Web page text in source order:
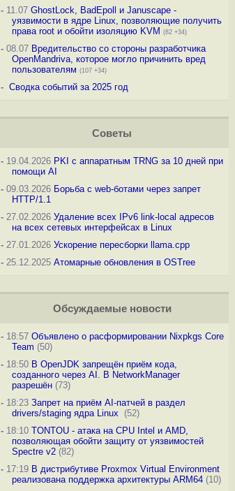
-11.07 GhostLock, BadEpoll и Januscape -
уязвимости в ядре Linux, позволяющие получить
права root и обойти изоляцию KVM (82 +34)
-08.07 Вредительство со стороны разработчика
OpenMandriva, которое могло причинить вред
пользователям (107 +34)
- Сводка событий за 2025 год
Советы
-19.04.2026 PKI с аппаратным TRNG за 10 дней при
помощи AI
-09.03.2026 Борьба с web-ботами через запрет
HTTP/1.1
-27.02.2026 Удаление всех IPv6 link-local адресов
на всех сетевых интерфейсах в Linux
-27.01.2026 Ускорение пересборки llama.cpp
-25.12.2025 Атомарные обновления в OSTree
Обсуждаемые новости
-18:57 Объявлено о расформировании Nixpkgs Core
Team (50)
-18:50 В OpenJDK запрещён приём кода,
созданного через AI. В NetworkManager
разрешён(73)
-18:23 Запрет на приём AI-патчей в раздел
drivers/staging ядра Linux
(52)
-18:10 TONTOU - атака на CPU Intel и AMD,
позволяющая обойти защиту от уязвимостей
Spectre v2(82)
-17:19 В дистрибутиве Proxmox Virtual Environment
реализована поддержка архитектуры ARM64(10)